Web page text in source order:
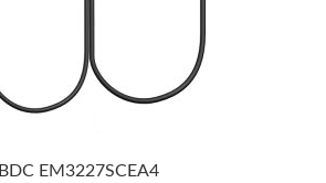
BDC EM3227SCEA4